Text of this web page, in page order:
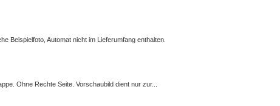
Beispielfoto, Automat nicht im Lieferumfang enthalten.
Ohne Rechte Seite. Vorschaubild dient nur zur...